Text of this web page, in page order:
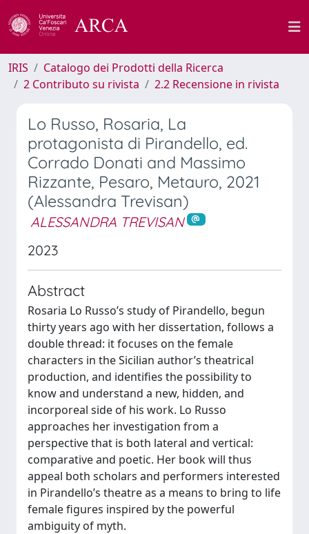
IRIS
Catalogo dei Prodotti della Ricerca
2 Contributo su rivista
2.2 Recensione in rivista
Lo Russo, Rosaria, La
protagonista di Pirandello, ed.
Corrado Donati and Massimo
Rizzante, Pesaro, Metauro, 2021
(Alessandra Trevisan)
ALESSANDRA TREVISAN
2023
Abstract
Rosaria Lo Russo’s study of Pirandello, begun
thirty years ago with her dissertation, follows a
double thread: it focuses on the female
characters in the Sicilian author’s theatrical
production, and identifies the possibility to
know and understand a new, hidden, and
incorporeal side of his work. Lo Russo
approaches her investigation from a
perspective that is both lateral and vertical:
comparative and poetic. Her book will thus
appeal both scholars and performers interested
in Pirandello’s theatre as a means to bring to life
female figures inspired by the powerful
ambiguity of myth.